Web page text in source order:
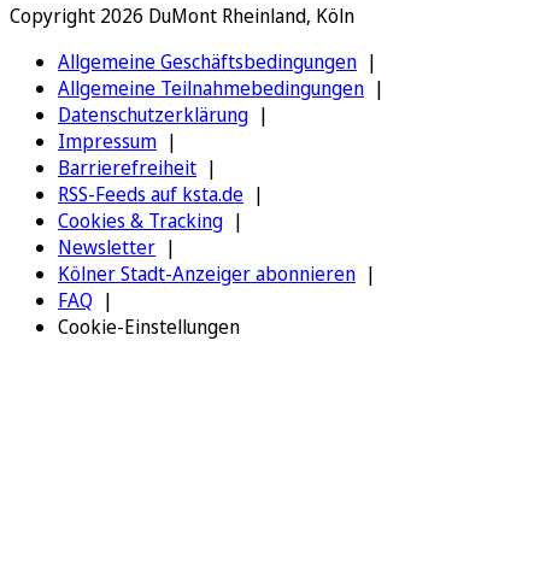
Copyright 2026 DuMont Rheinland, Köln
Allgemeine Geschäftsbedingungen
Allgemeine Teilnahmebedingungen
Datenschutzerklärung
Impressum
Barrierefreiheit
RSS-Feeds auf ksta.de
Cookies & Tracking
Newsletter
Kölner Stadt-Anzeiger abonnieren
FAQ
Cookie-Einstellungen